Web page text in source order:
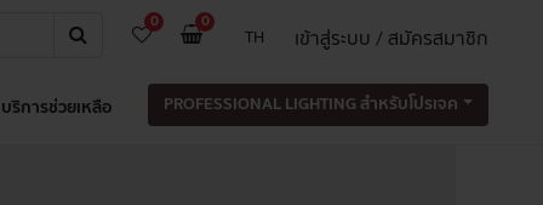
0 0
TH เข้าสู่ระบบ / สมัครสมาชิก
บริการช่วยเหลือ PROFESSIONAL LIGHTING สำหรับโปรเจค